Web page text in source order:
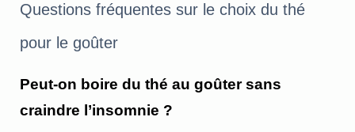
Questions fréquentes sur le choix du thé
pour le goûter
Peut-on boire du thé au goûter sans
craindre l’insomnie ?